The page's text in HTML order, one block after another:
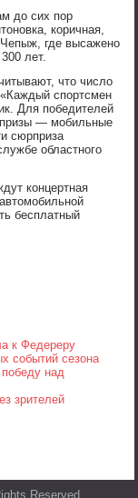
до сих пор
коричная,
Чепыж, где высажено
лет.
что число
«Каждый спортсмен
Для победителей
призы — мобильные
сюрприза
областного
концертная
бесплатный
к Федереру
событий сезона
над
зрителей
Reserved.